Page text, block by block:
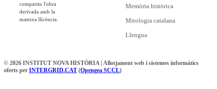
compartiu l'obra
derivada amb la
mateixa llicència.
Memòria històrica
Mitologia catalana
Llengua
© 2026 INSTITUT NOVA HISTÒRIA | Allotjament web i sistemes informàtics
oferts per INTERGRID.CAT (Opengea SCCL)